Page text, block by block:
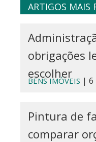
ARTIGOS MAIS
obrigações
escolher
BENS IMÓVEIS | 6
Pintura de
comparar